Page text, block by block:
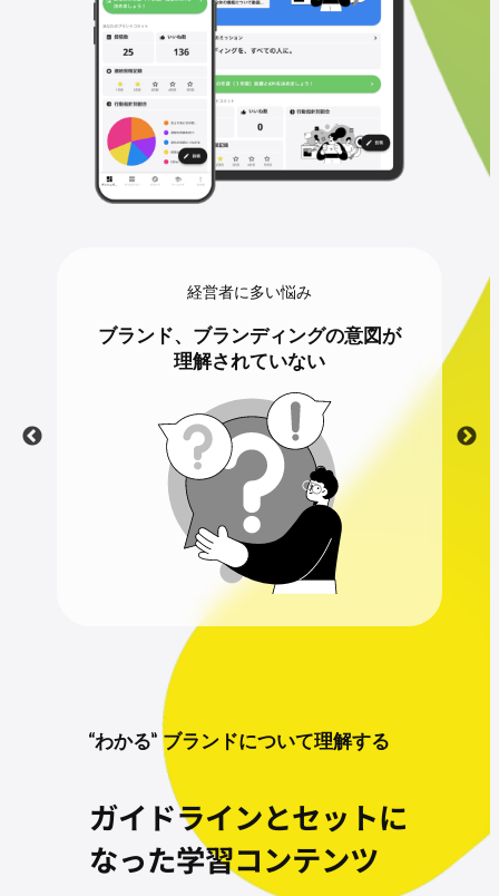
経営者に多い悩み
ブランド、ブランディングの意図が
理解されていない
“わかる” ブランドについて理解する
ガイドラインとセットに
なった学習コンテンツ